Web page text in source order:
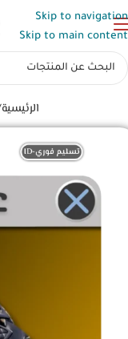
Skip to navigation
Skip to main content
الرئيسية
تسليم فوري-ID